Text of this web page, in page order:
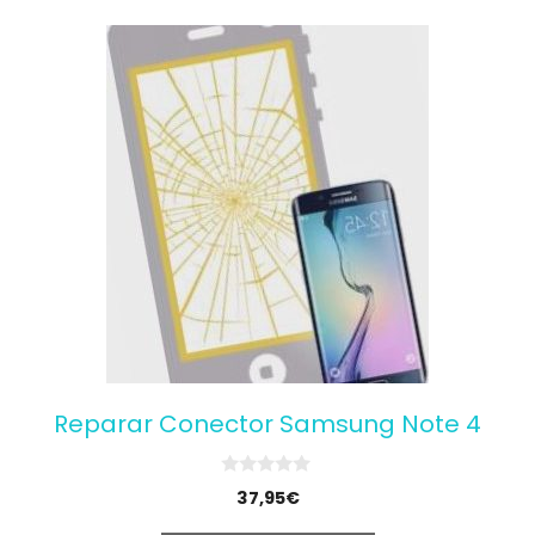
Reparar Conector Samsung Note 4
37,95€